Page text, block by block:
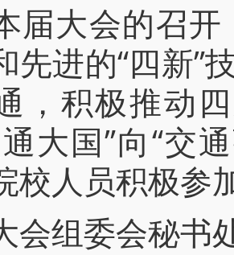
大会的召开
先进的“四新”
，积极推动
大国”向“交
校人员积极参
组委会秘书